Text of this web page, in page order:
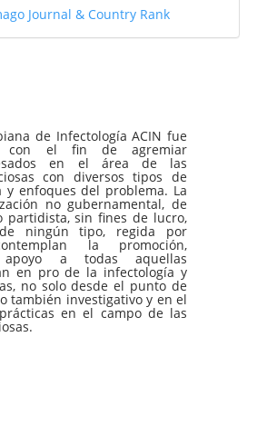
de Infectología ACIN fue
con el fin de agremiar
en el área de las
con diversos tipos de
y enfoques del problema. La
no gubernamental, de
partidista, sin fines de lucro,
ningún tipo, regida por
la promoción,
apoyo a todas aquellas
en pro de la infectología y
no solo desde el punto de
también investigativo y en el
en el campo de las